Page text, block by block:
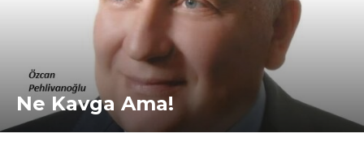
Ne Kavga Ama!